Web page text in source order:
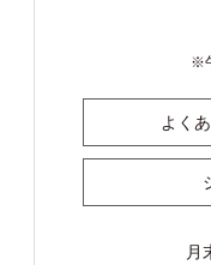
よく
月